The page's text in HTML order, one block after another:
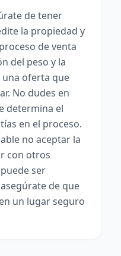
de tener
la propiedad y
de venta
del peso y la
una oferta que
No dudes en
determina el
en el proceso.
no aceptar la
con otros
ser
de que
un lugar seguro